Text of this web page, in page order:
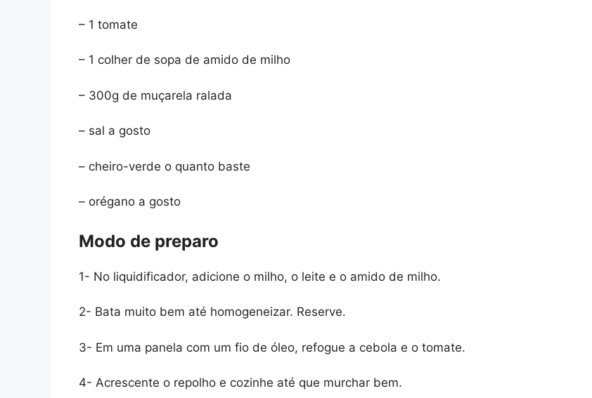
– 1 tomate
– 1 colher de sopa de amido de milho
– 300g de muçarela ralada
– sal a gosto
– cheiro-verde o quanto baste
– orégano a gosto
Modo de preparo
1- No liquidificador, adicione o milho, o leite e o amido de milho.
2- Bata muito bem até homogeneizar. Reserve.
3- Em uma panela com um fio de óleo, refogue a cebola e o tomate.
4- Acrescente o repolho e cozinhe até que murchar bem.